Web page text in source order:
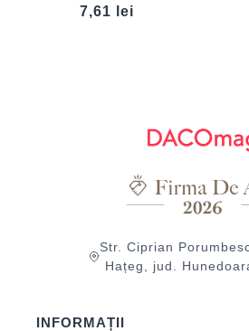
DACO
7,61 lei
Str. Ciprian
Hațeg, jud.
INFORMAȚII